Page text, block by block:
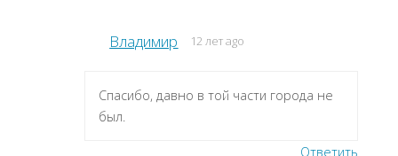
Владимир 12 лет ago
Спасибо, давно в той части города не
был.
Ответить